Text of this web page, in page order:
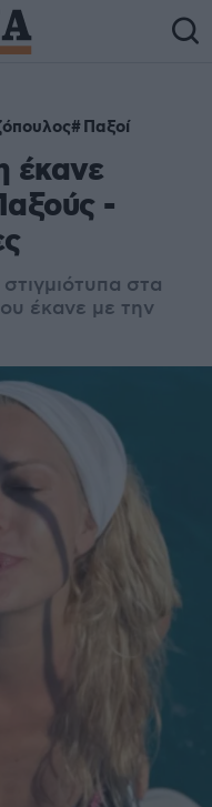
Παξοί
έκανε
-
στα
έκανε με την